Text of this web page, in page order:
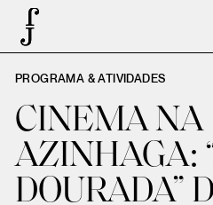
José Saramago
Programación
La Fundación
PROGRAMA & ATIVIDADES
CINEMA NA
AZINHAGA:
DOURADA”